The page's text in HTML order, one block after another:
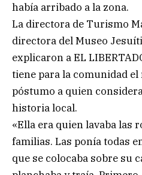
había arribado a la zona.
La directora de Turismo
directora del Museo
explicaron a EL
tiene para la comunidad
póstumo a quien
historia local.
«Ella era quien lavaba las
familias. Las ponía todas
que se colocaba sobre su